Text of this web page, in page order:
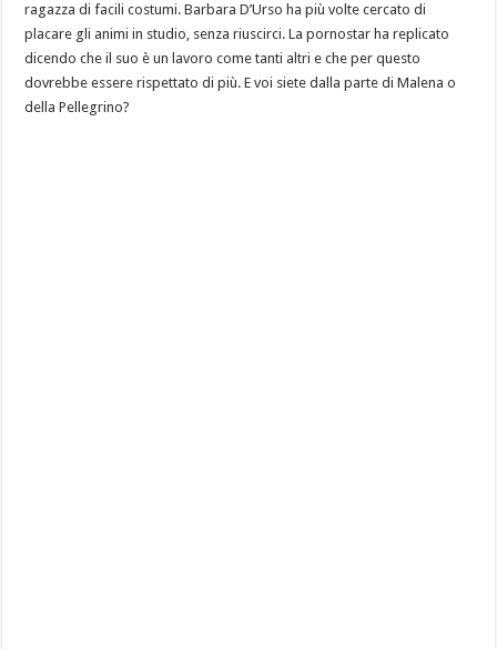
ragazza di facili costumi. Barbara D’Urso ha più volte cercato di
placare gli animi in studio, senza riuscirci. La pornostar ha replicato
dicendo che il suo è un lavoro come tanti altri e che per questo
dovrebbe essere rispettato di più. E voi siete dalla parte di Malena o
della Pellegrino?